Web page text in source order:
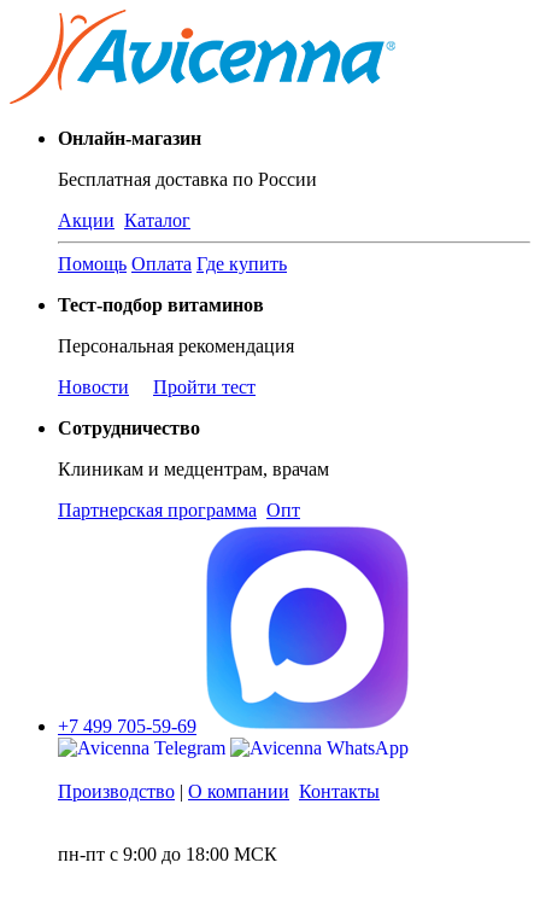
Онлайн-магазин
Бесплатная доставка по России
Акции Каталог
Помощь Оплата Где купить
Тест-подбор витаминов
Персональная рекомендация
Новости
Пройти тест
Сотрудничество
Клиникам и медцентрам, врачам
Партнерская программа Опт
+7 499 705-59-69
Производство | О компании Контакты
пн-пт с 9:00 до 18:00 МСК